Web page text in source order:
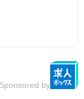
Sponsored by